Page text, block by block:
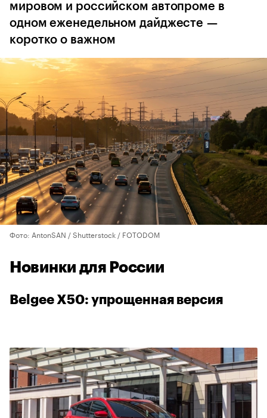
мировом и российском автопроме в
одном еженедельном дайджесте —
коротко о важном
Фото: AntonSAN / Shutterstock / FOTODOM
Новинки для России
Belgee X50: упрощенная версия